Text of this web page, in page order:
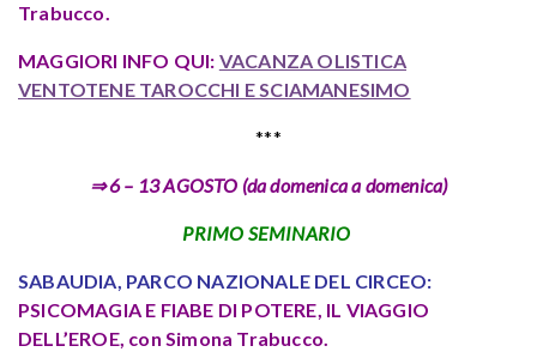
Trabucco.
MAGGIORI INFO QUI: VACANZA OLISTICA
VENTOTENE TAROCCHI E SCIAMANESIMO
***
⇒ 6 – 13 AGOSTO (da domenica a domenica)
PRIMO SEMINARIO
SABAUDIA, PARCO NAZIONALE DEL CIRCEO:
PSICOMAGIA E FIABE DI POTERE, IL VIAGGIO
DELL’EROE, con Simona Trabucco.